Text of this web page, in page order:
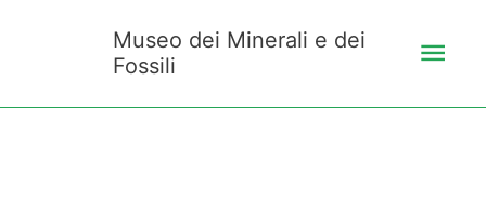
Museo dei Minerali e dei
Fossili